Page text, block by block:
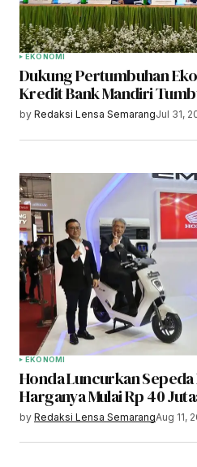
EKONOMI
Dukung Pertumbuhan
Kredit Bank Mandiri
by Redaksi Lensa SemarangJul 31,
EKONOMI
Honda Luncurkan
Harganya Mulai Rp 40
by Redaksi Lensa SemarangAug 11,